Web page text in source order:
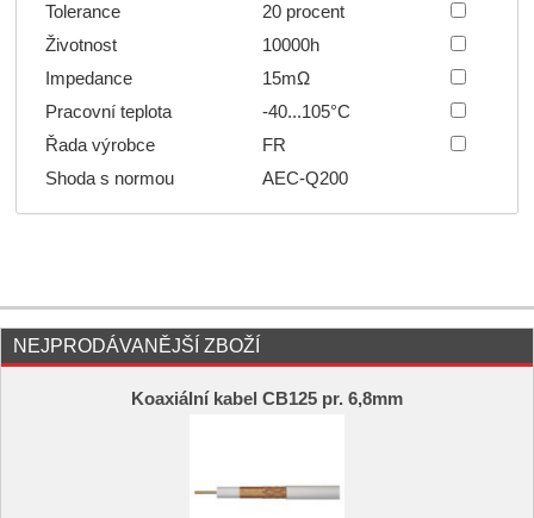
Tolerance
20 procent
Životnost
10000h
Impedance
15mΩ
Pracovní teplota
-40...105°C
Řada výrobce
FR
Shoda s normou
AEC-Q200
NEJPRODÁVANĚJŠÍ ZBOŽÍ
Koaxiální kabel CB125 pr. 6,8mm